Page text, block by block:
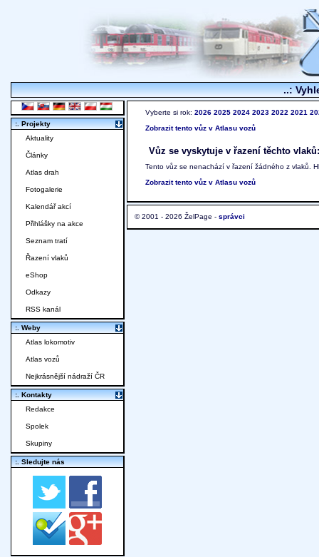
..:
Vyberte si rok: 2026 2025 2024 2023 2022 2021
Zobrazit tento vůz v Atlasu vozů
Vůz se vyskytuje v řazení těchto vlaků:
Tento vůz se nenachází v řazení žádného z vlaků.
Zobrazit tento vůz v Atlasu vozů
© 2001 - 2026 ŽelPage - správci
:. Projekty
Aktuality
Články
Atlas drah
Fotogalerie
Kalendář akcí
Přihlášky na akce
Seznam tratí
Řazení vlaků
eShop
Odkazy
RSS kanál
:. Weby
Atlas lokomotiv
Atlas vozů
Nejkrásnější nádraží ČR
:. Kontakty
Redakce
Spolek
Skupiny
:. Sledujte nás